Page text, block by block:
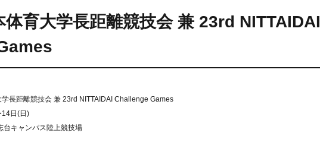
体育大学長距離競技会 兼 23rd NITTAIDAI
長距離競技会 兼 23rd NITTAIDAI Challenge Games
14日(日)
台キャンパス陸上競技場